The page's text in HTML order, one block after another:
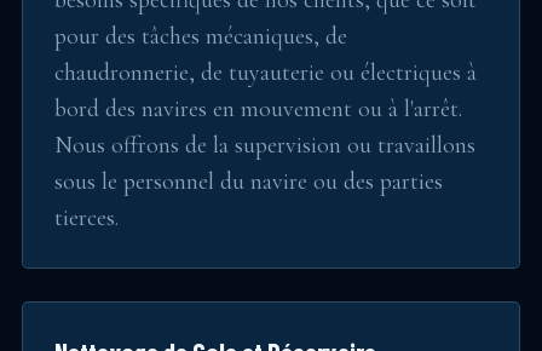
pour des tâches mécaniques, de
chaudronnerie, de tuyauterie ou électriques à
bord des navires en mouvement ou à l'arrêt.
Nous offrons de la supervision ou travaillons
sous le personnel du navire ou des parties
tierces.